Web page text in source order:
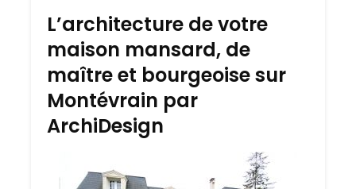
L’architecture de votre
maison mansard, de
maître et bourgeoise sur
Montévrain par
ArchiDesign